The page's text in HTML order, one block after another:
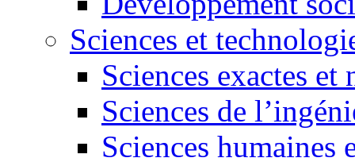
Sciences et
Sciences exactes et
Sciences de
Sciences humaines